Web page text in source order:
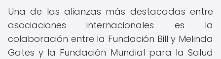
Una de las alianzas más destacadas entre
asociaciones internacionales es la
colaboración entre la Fundación Bill y Melinda
Gates y la Fundación Mundial para la Salud